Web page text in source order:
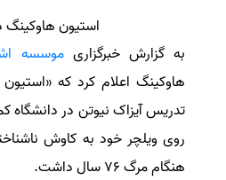
سفارش ترجمه مولتی‌مدیا
سفارش گویندگی
سفارش تولید محتوا
سفارش ترجمه همزمان
سفارش چکیده گرافیکی
استیون
به گزارش خبرگزاری موسسه
هاوکینگ اعلام کرد که
تدریس آیزاک نیوتن در دانشگاه
روی ویلچر خود به کاوش
هنگام مرگ ۷۶ سال داشت.